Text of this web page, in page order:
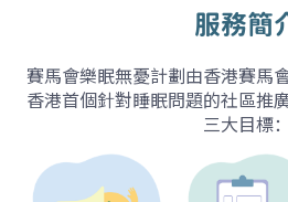
服務簡
賽馬會樂眠無憂計劃由香港賽馬
香港首個針對睡眠問題的社區推
三大目標：